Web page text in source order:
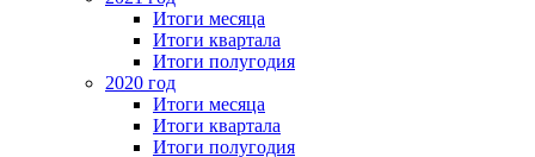
Итоги месяца
Итоги квартала
Итоги полугодия
2020 год
Итоги месяца
Итоги квартала
Итоги полугодия